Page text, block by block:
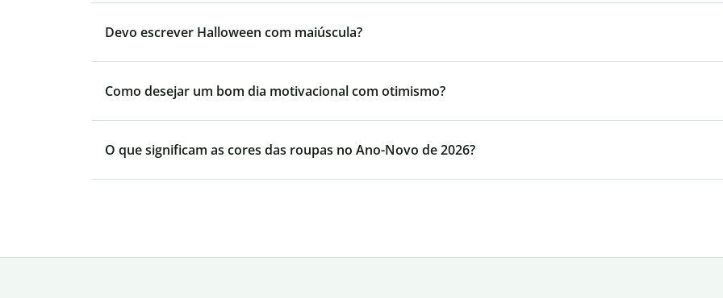
Devo escrever Halloween com maiúscula?
Como desejar um bom dia motivacional com otimismo?
O que significam as cores das roupas no Ano-Novo de 2026?